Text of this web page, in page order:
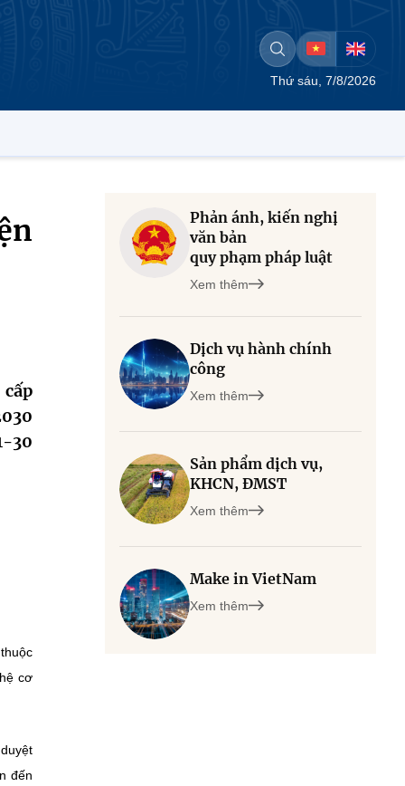
Thứ sáu, 7/8/2026
30
thuộc
cơ
đến
Phản ánh, kiến nghị
văn bản
quy phạm pháp luật
Xem thêm
Dịch vụ hành chính
công
Xem thêm
Sản phẩm dịch vụ,
KHCN, ĐMST
Xem thêm
Make in VietNam
Xem thêm